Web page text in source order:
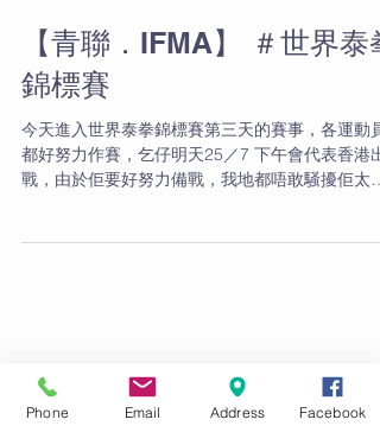
【青聯．IFMA】 ＃世界泰拳
錦標賽
今天進入世界泰拳錦標賽第三天的賽事，各運動員
都好努力作賽，乞仔明天25／7 下午會代表香港出
戰，由於佢要好努力備戰，我地都唔敢騒擾佢太
Featured Posts
Phone Email Address Facebook